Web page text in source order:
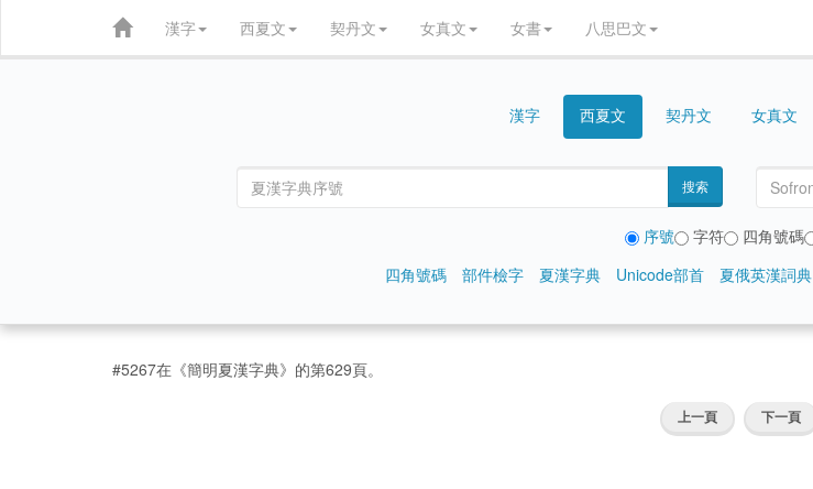
漢字 西夏文 契丹文 女真文 女書 八思巴文
漢字 西夏文 契丹文 女真文
搜索
序號 字符 四角號碼
四角號碼
部件檢字 夏漢字典 Unicode部首 夏俄英漢詞典
#5267在《簡明夏漢字典》的第629頁。
上一頁 下一頁